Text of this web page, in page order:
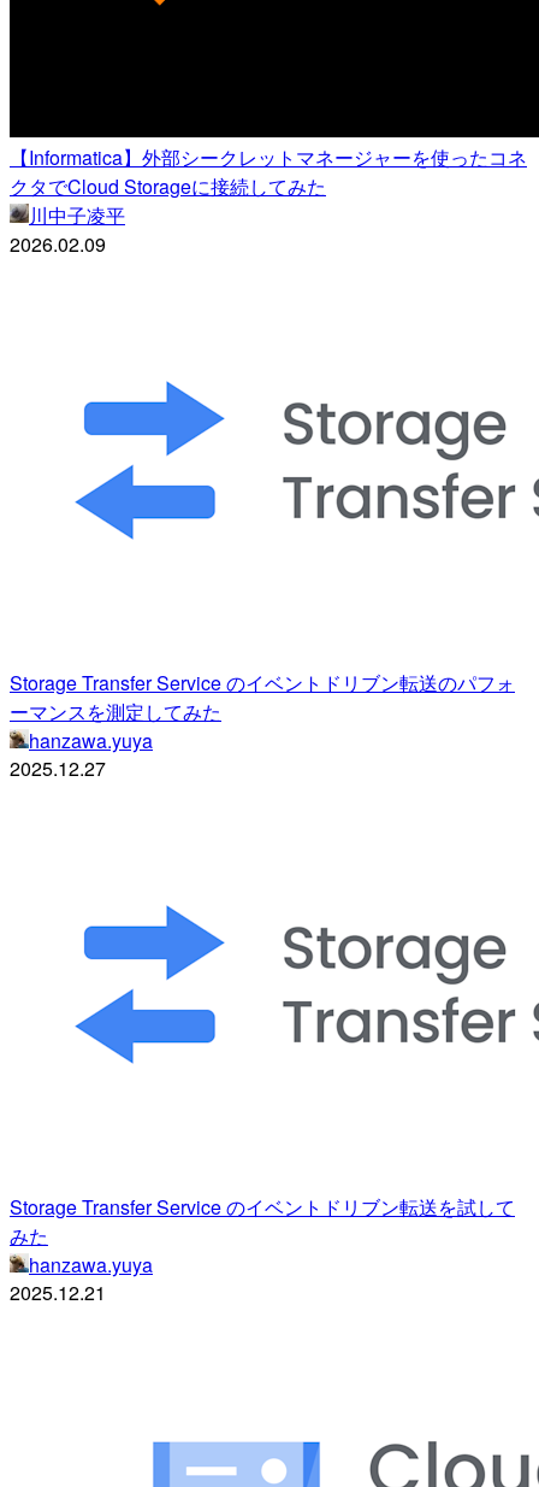
【Informatica】外部シークレットマネージャーを使ったコネ
クタでCloud Storageに接続してみた
川中子凌平
2026.02.09
Storage Transfer Service のイベントドリブン転送のパフォ
ーマンスを測定してみた
hanzawa.yuya
2025.12.27
Storage Transfer Service のイベントドリブン転送を試して
みた
hanzawa.yuya
2025.12.21